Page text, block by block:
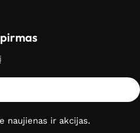
naujienas ir akcijas.